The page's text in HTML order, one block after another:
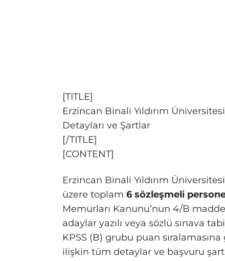
[TITLE]
Erzincan Binali Yıldırım
Detayları ve Şartlar
[/TITLE]
[CONTENT]
Erzincan Binali Yıldırım
üzere toplam 6 sözleşmeli
Memurları Kanunu’nun 4/B
adaylar yazılı veya sözlü sınava
KPSS (B) grubu puan
ilişkin tüm detaylar ve başvuru